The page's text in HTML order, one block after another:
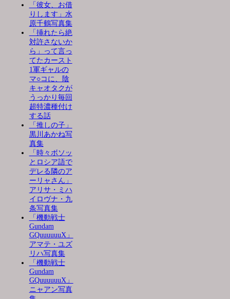
「彼女、お借
りします」水
原千鶴写真集
「挿れたら絶
対許さないか
ら」って言っ
てたカースト
1軍ギャルの
マ○コに、陰
キャオタクが
うっかり毎回
超特濃種付け
する話
「推しの子」
黒川あかね写
真集
「時々ボソッ
とロシア語で
デレる隣のア
ーリャさん」
アリサ・ミハ
イロヴナ・九
条写真集
「機動戦士
Gundam
GQuuuuuuX」
アマテ・ユズ
リハ写真集
「機動戦士
Gundam
GQuuuuuuX」
ニャアン写真